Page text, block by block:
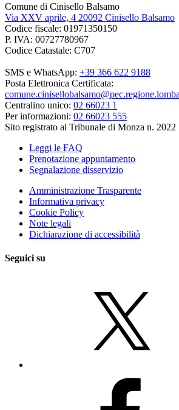
Comune di Cinisello Balsamo
Via XXV aprile, 4 20092 Cinisello Balsamo
Codice fiscale: 01971350150
P. IVA: 00727780967
Codice Catastale: C707
SMS e WhatsApp: +39 366 622 9188
Posta Elettronica Certificata:
Centralino unico: 02 66023 1
Per informazioni: 02 66023 555
Sito registrato al Tribunale di Monza n. 2022
Leggi le FAQ
Prenotazione appuntamento
Segnalazione disservizio
Amministrazione Trasparente
Informativa privacy
Cookie Policy
Note legali
Dichiarazione di accessibilità
Seguici su